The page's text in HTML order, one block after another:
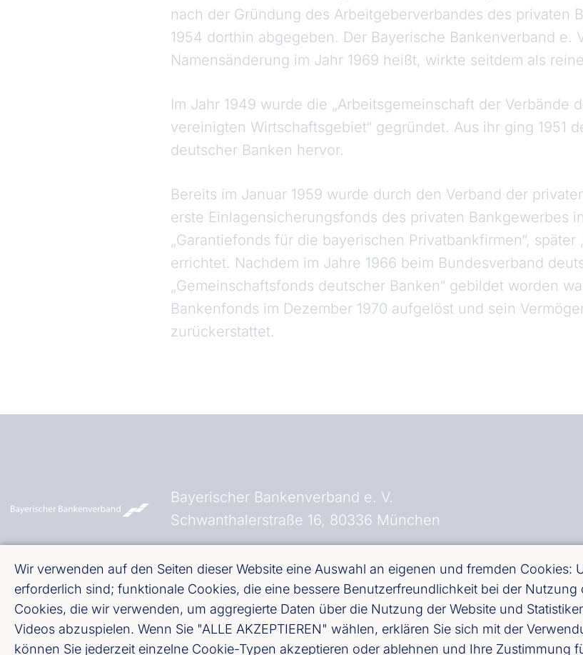
nach der Gründung des Arbeitgeberverbandes des privaten
1954 dorthin abgegeben. Der Bayerische Bankenverband e.
Namensänderung im Jahr 1969 heißt, wirkte seitdem als
Im Jahr 1949 wurde die „Arbeitsgemeinschaft der Verbände
vereinigten Wirtschaftsgebiet“ gegründet. Aus ihr ging 1951
deutscher Banken hervor.
Bereits im Januar 1959 wurde durch den Verband der
erste Einlagensicherungsfonds des privaten Bankgewerbes
„Garantiefonds für die bayerischen Privatbankfirmen“, später
errichtet. Nachdem im Jahre 1966 beim Bundesverband
„Gemeinschaftsfonds deutscher Banken“ gebildet worden
Bankenfonds im Dezember 1970 aufgelöst und sein
zurückerstattet.
Wir verwenden auf den Seiten dieser Website eine Auswahl an eigenen und fremden
erforderlich sind; funktionale Cookies, die eine bessere Benutzerfreundlichkeit bei der
Cookies, die wir verwenden, um aggregierte Daten über die Nutzung der Website und
Videos abzuspielen. Wenn Sie "ALLE AKZEPTIEREN" wählen, erklären Sie sich mit der
können Sie jederzeit einzelne Cookie-Typen akzeptieren oder ablehnen und Ihre Zustimmung
Bayerischer Bankenverband e. V.
Schwanthalerstraße 16, 80336 München
Tel.: +49 89 24 22 61 - 0
Fax: +49 89 24 22 61 - 20
Fußzeile (Bankenverband Bayern)
Impressum